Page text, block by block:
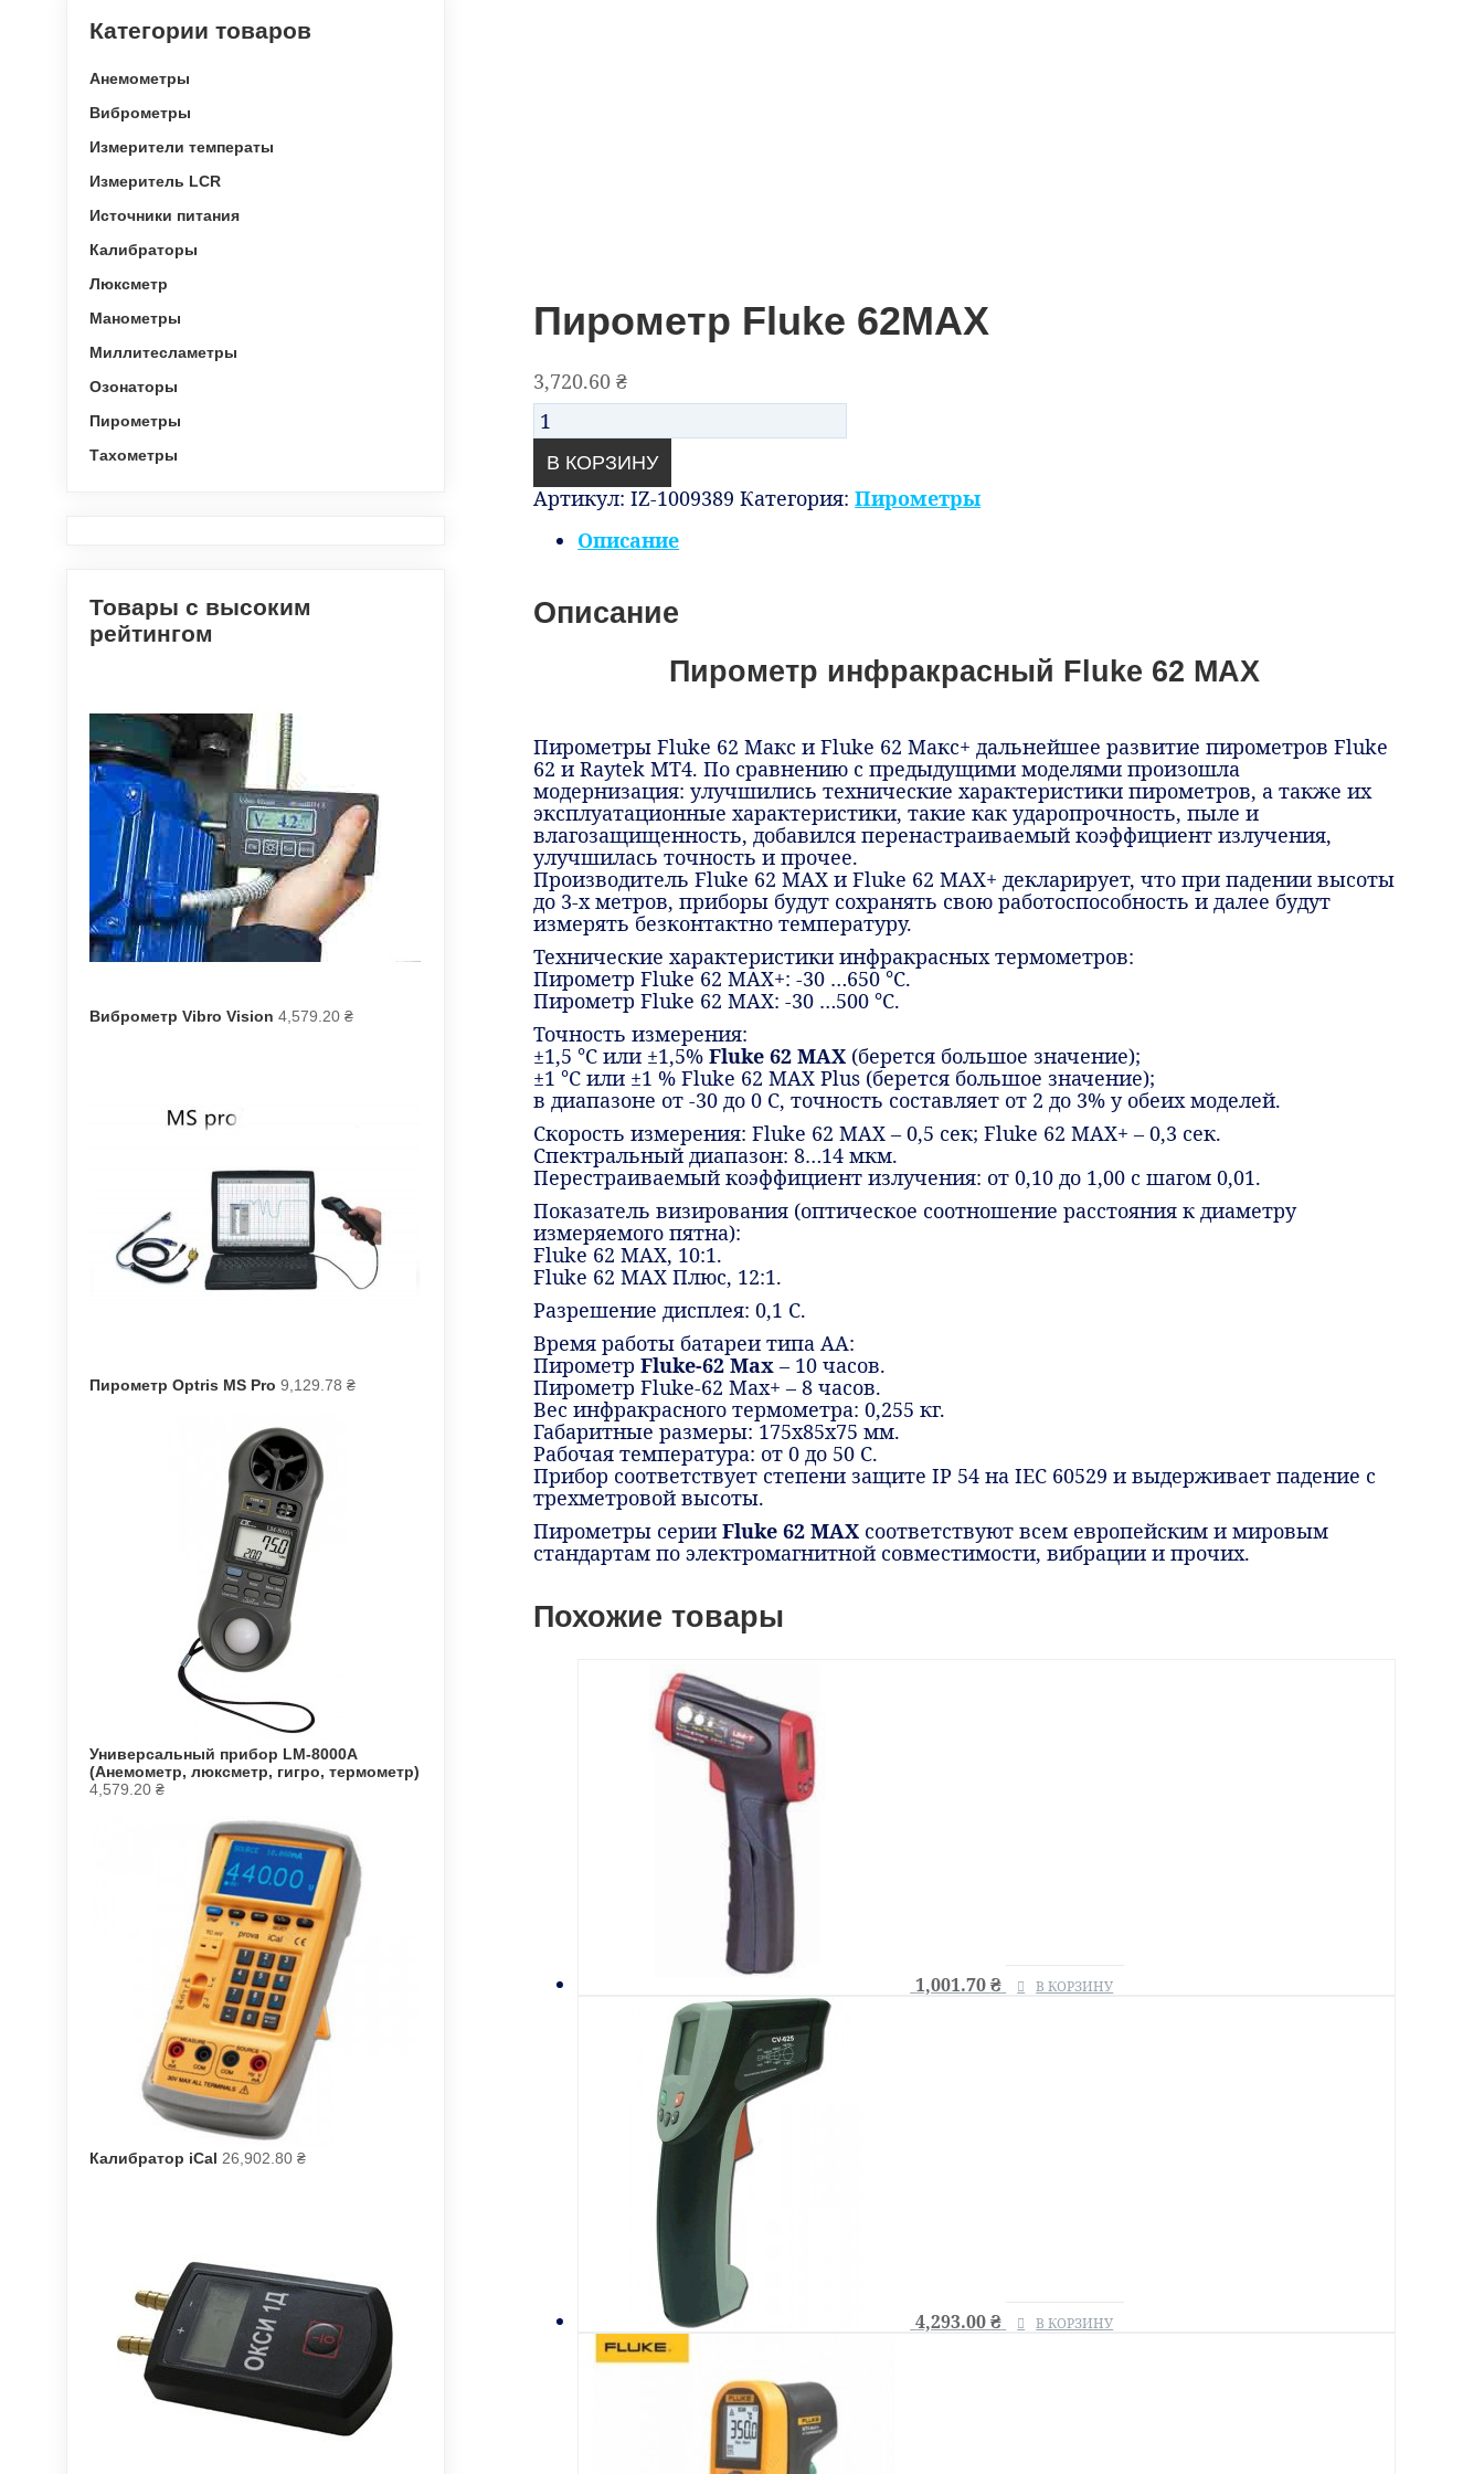
Пирометр Fluke 62MAX
3,720.60₴
Количество
В КОРЗИНУ
Артикул:IZ-1009389 Категория:Пирометры
Описание
Описание
Пирометр инфракрасный Fluke 62 MAX
Пирометры Fluke 62 Макс и Fluke 62 Макс+ дальнейшее развитие пирометров Fluke
62 и Raytek MT4. По сравнению с предыдущими моделями произошла
модернизация: улучшились технические характеристики пирометров, а также их
эксплуатационные характеристики, такие как ударопрочность, пыле и
влагозащищенность, добавился перенастраиваемый коэффициент излучения,
улучшилась точность и прочее.
Производитель Fluke 62 MAX и Fluke 62 MAX+ декларирует, что при падении высоты
до 3-х метров, приборы будут сохранять свою работоспособность и далее будут
измерять безконтактно температуру.
Технические характеристики инфракрасных термометров:
Пирометр Fluke 62 MAX+: -30 …650 °C.
Пирометр Fluke 62 MAX: -30 …500 °C.
Точность измерения:
±1,5 °C или ±1,5%Fluke 62 MAX (берется большое значение);
±1 °C или ±1 % Fluke 62 MAX Plus (берется большое значение);
в диапазоне от -30 до 0 С, точность составляет от 2 до 3% у обеих моделей.
Скорость измерения: Fluke 62 MAX – 0,5 сек; Fluke 62 MAX+ – 0,3 сек.
Спектральный диапазон: 8…14 мкм.
Перестраиваемый коэффициент излучения: от 0,10 до 1,00 с шагом 0,01.
Показатель визирования (оптическое соотношение расстояния к диаметру
измеряемого пятна):
Fluke 62 MAX, 10:1.
Fluke 62 MAX Плюс, 12:1.
Разрешение дисплея: 0,1 С.
Время работы батареи типа АА:
ПирометрFluke-62 Max – 10 часов.
Пирометр Fluke-62 Max+ – 8 часов.
Вес инфракрасного термометра: 0,255 кг.
Габаритные размеры: 175х85х75 мм.
Рабочая температура: от 0 до 50 С.
Прибор соответствует степени защите IP 54 на IEC 60529 и выдерживает падение с
трехметровой высоты.
Пирометры серииFluke 62 MAX соответствуют всем европейским и мировым
стандартам по электромагнитной совместимости, вибрации и прочих.
Похожие товары
1,001.70₴ В КОРЗИНУ
4,293.00₴ В КОРЗИНУ
Категории товаров
Анемометры
Виброметры
Измерители температы
Измеритель LCR
Источники питания
Калибраторы
Люксметр
Манометры
Миллитесламетры
Озонаторы
Пирометры
Тахометры
Товары с высоким
рейтингом
Виброметр Vibro Vision 4,579.20 ₴
Пирометр Optris MS Pro 9,129.78 ₴
Универсальный прибор LM-8000A
(Анемометр, люксметр, гигро, термометр)
4,579.20 ₴
Калибратор iCal 26,902.80 ₴